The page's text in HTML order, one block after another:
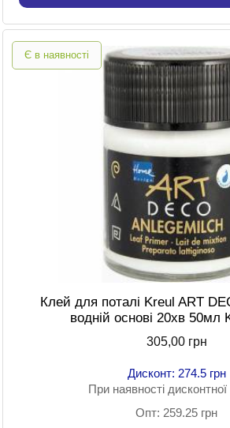
Є в наявності
Клей для поталі Kreul ART
водній основі 20хв 50мл
305,00 грн
Дисконт: 274.5 грн
При наявності дисконтної
Опт: 259.25 грн